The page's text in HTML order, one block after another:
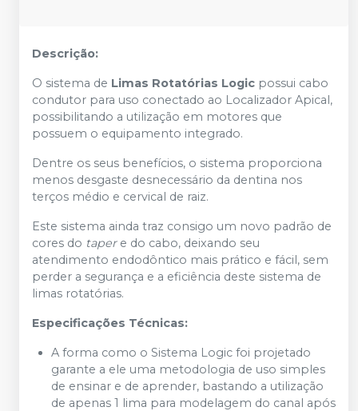
Descrição:
O sistema de Limas Rotatórias Logic possui cabo
condutor para uso conectado ao Localizador Apical,
possibilitando a utilização em motores que
possuem o equipamento integrado.
Dentre os seus benefícios, o sistema proporciona
menos desgaste desnecessário da dentina nos
terços médio e cervical de raiz.
Este sistema ainda traz consigo um novo padrão de
cores do tapere do cabo, deixando seu
atendimento endodôntico mais prático e fácil, sem
perder a segurança e a eficiência deste sistema de
limas rotatórias.
Especificações Técnicas:
A forma como o Sistema Logic foi projetado
garante a ele uma metodologia de uso simples
de ensinar e de aprender, bastando a utilização
de apenas 1 lima para modelagem do canal após